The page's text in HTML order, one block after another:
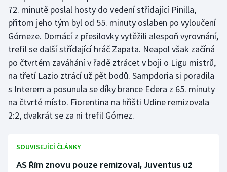
Plavání
Plážový volejbal
Ragby
Rychlobruslení
Rychlostní kanoistika
72. minutě poslal hosty do vedení střídající Pinilla,
přitom jeho tým byl od 55. minuty oslaben po vyloučení
Gómeze. Domácí z přesilovky vytěžili alespoň vyrovnání,
trefil se další střídající hráč Zapata. Neapol však začíná
po čtvrtém zaváhání v řadě ztrácet v boji o Ligu mistrů,
na třetí Lazio ztrácí už pět bodů. Sampdoria si poradila
s Interem a posunula se díky brance Edera z 65. minuty
na čtvrté místo. Fiorentina na hřišti Udine remizovala
2:2, dvakrát se za ni trefil Gómez.
SOUVISEJÍCÍ ČLÁNKY
AS Řím znovu pouze remizoval, Juventus už